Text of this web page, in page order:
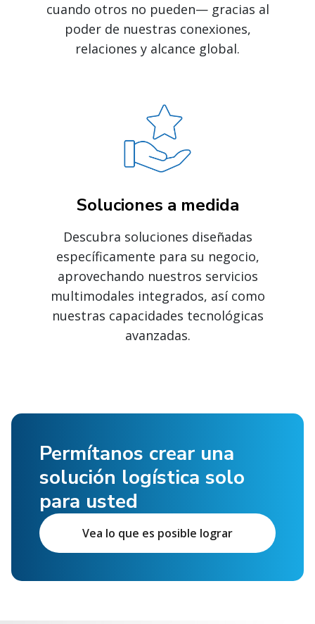
cuando otros no pueden— gracias al
poder de nuestras conexiones,
relaciones y alcance global.
Soluciones a medida
Descubra soluciones diseñadas
específicamente para su negocio,
aprovechando nuestros servicios
multimodales integrados, así como
nuestras capacidades tecnológicas
avanzadas.
Permítanos crear una
solución logística solo
para usted
Vea lo que es posible lograr